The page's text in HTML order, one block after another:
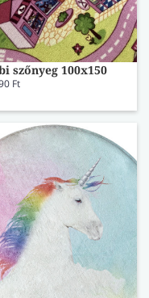
szőnyeg 100x150
Ft